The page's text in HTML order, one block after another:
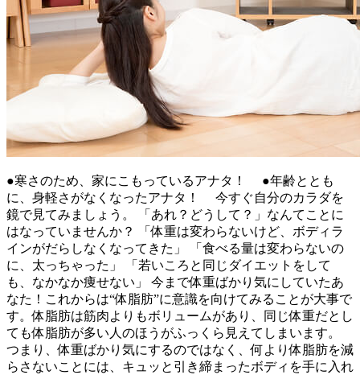
●寒さのため、家にこもっているアナタ！ ●年齢ととも
に、身軽さがなくなったアナタ！ 今すぐ自分のカラダを
鏡で見てみましょう。 「あれ？どうして？」なんてことに
はなっていませんか？ 「体重は変わらないけど、ボディラ
インがだらしなくなってきた」 「食べる量は変わらないの
に、太っちゃった」 「若いころと同じダイエットをして
も、なかなか痩せない」 今まで体重ばかり気にしていたあ
なた！これからは“体脂肪”に意識を向けてみることが大事で
す。体脂肪は筋肉よりもボリュームがあり、同じ体重だとし
ても体脂肪が多い人のほうがふっくら見えてしまいます。
つまり、体重ばかり気にするのではなく、何より体脂肪を減
らさないことには、キュッと引き締まったボディを手に入れ